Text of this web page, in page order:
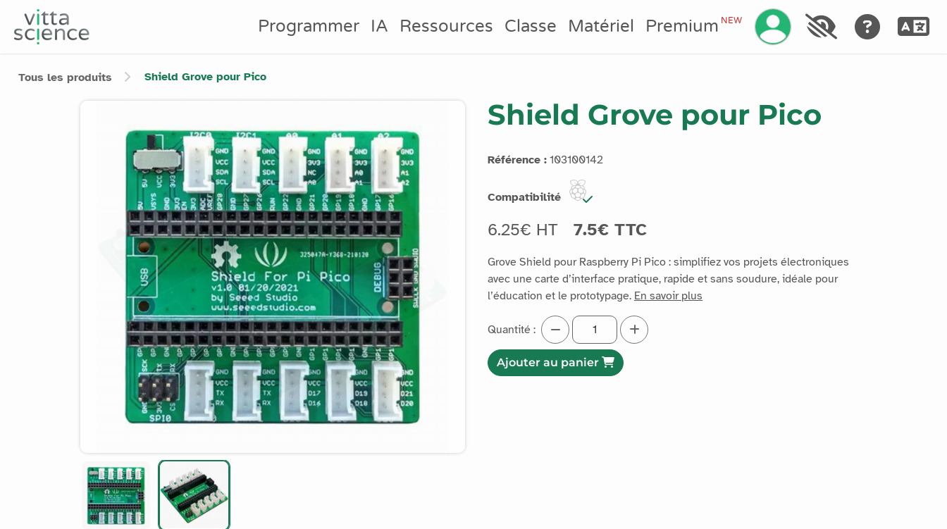
Programmer IA Ressources Classe Matériel PremiumNEW Gérez votre compte
Tous les produits Shield Grove pour Pico
Shield Grove pour Pico
Référence : 103100142
Compatibilité
6.25€ HT 7.5€ TTC
Grove Shield pour Raspberry Pi Pico : simplifiez vos projets électroniques
avec une carte d’interface pratique, rapide et sans soudure, idéale pour
l’éducation et le prototypage. En savoir plus
Quantité :
Ajouter au panier